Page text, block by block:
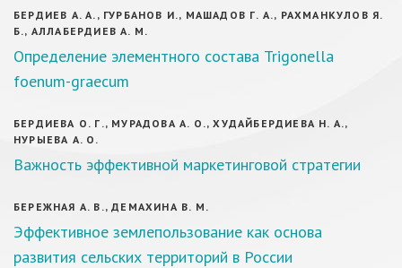
БЕРДИЕВ A. A., ГУРБАНОВ И., МАШАДОВ Г. А., РАХМАНКУЛОВ Я.
Б., АЛЛАБЕРДИЕВ А. М.
Определение элементного состава Trigonella
foenum-graecum
БЕРДИЕВА О. Г., МУРАДОВА А. О., ХУДАЙБЕРДИЕВА Н. А.,
НУРЫЕВА А. О.
Важность эффективной маркетинговой стратегии
БЕРЕЖНАЯ А. В., ДЕМАХИНА В. М.
Эффективное землепользование как основа
развития сельских территорий в России